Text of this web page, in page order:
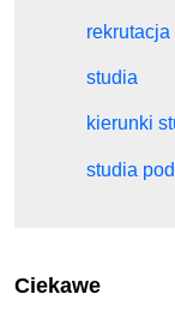
studia
kierunki
studia
Ciekawe